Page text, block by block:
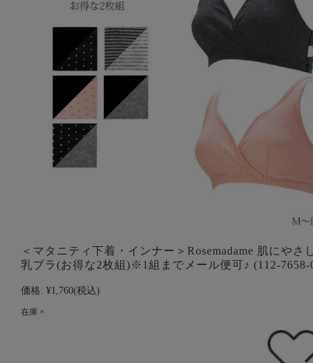
＜マタニティ下着・インナー＞Rosemadame 肌にやさ
乳ブラ(お得な2枚組)※1組までメール便可♪ (112-7658-
価格: ¥1,760(税込)
在庫 ×